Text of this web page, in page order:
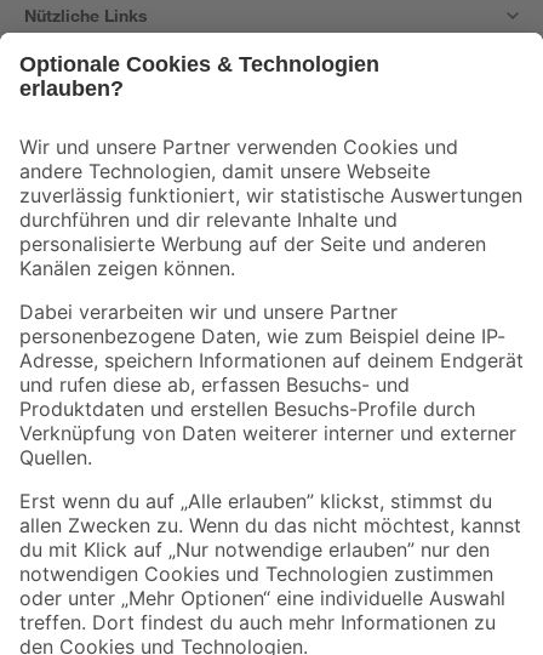
Nützliche Links
Der toom Newsletter: Keine Angebote und Aktionen mehr verpassen!
Zur Newsletter Anmeldung
Folge uns
Zahlungsarten Versandarten
Sicher einkaufen
Jetzt die toom-App herunterladen